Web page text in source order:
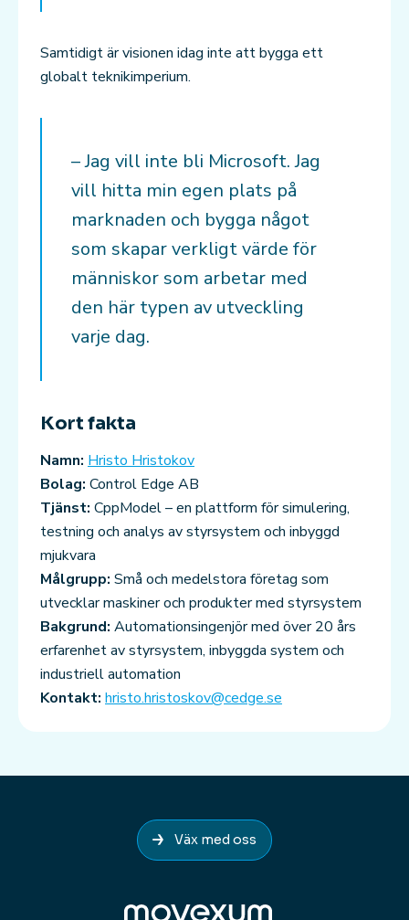
Samtidigt är visionen idag inte att bygga ett
globalt teknikimperium.
– Jag vill inte bli Microsoft. Jag
vill hitta min egen plats på
marknaden och bygga något
som skapar verkligt värde för
människor som arbetar med
den här typen av utveckling
varje dag.
Kort fakta
Namn: Hristo Hristokov
Bolag: Control Edge AB
Tjänst: CppModel – en plattform för simulering,
testning och analys av styrsystem och inbyggd
mjukvara
Målgrupp: Små och medelstora företag som
utvecklar maskiner och produkter med styrsystem
Bakgrund: Automationsingenjör med över 20 års
erfarenhet av styrsystem, inbyggda system och
industriell automation
Kontakt: hristo.hristoskov@cedge.se
Väx med oss